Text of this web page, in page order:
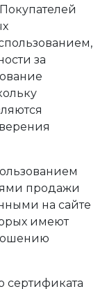
за
продажи
на сайте
имеют
сертификата